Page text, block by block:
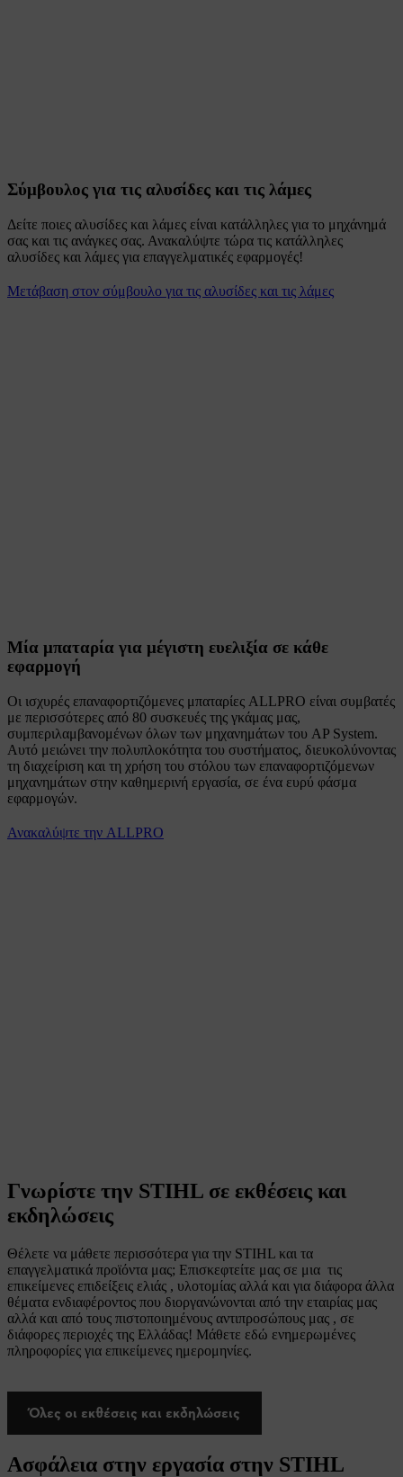
Σύμβουλος για τις αλυσίδες και τις λάμες
Δείτε ποιες αλυσίδες και λάμες είναι κατάλληλες για το μηχάνημά
σας και τις ανάγκες σας. Ανακαλύψτε τώρα τις κατάλληλες
αλυσίδες και λάμες για επαγγελματικές εφαρμογές!
Μετάβαση στον σύμβουλο για τις αλυσίδες και τις λάμες
Μία μπαταρία για μέγιστη ευελιξία σε κάθε
εφαρμογή​
Οι ισχυρές επαναφορτιζόμενες μπαταρίες ALLPRO είναι συμβατές
με περισσότερες από 80 συσκευές της γκάμας μας,
συμπεριλαμβανομένων όλων των μηχανημάτων του AP System.
Αυτό μειώνει την πολυπλοκότητα του συστήματος, διευκολύνοντας
τη διαχείριση και τη χρήση του στόλου των επαναφορτιζόμενων
μηχανημάτων στην καθημερινή εργασία, σε ένα ευρύ φάσμα
εφαρμογών.​
Ανακαλύψτε την ALLPRO​​
Γνωρίστε την STIHL σε εκθέσεις και
εκδηλώσεις
Θέλετε να μάθετε περισσότερα για την STIHL και τα
επαγγελματικά προϊόντα μας; Επισκεφτείτε μας σε μια τις
επικείμενες επιδείξεις ελιάς , υλοτομίας αλλά και για διάφορα άλλα
θέματα ενδιαφέροντος που διοργανώνονται από την εταιρίας μας
αλλά και από τους πιστοποιημένους αντιπροσώπους μας , σε
διάφορες περιοχές της Ελλάδας! Μάθετε εδώ ενημερωμένες
πληροφορίες για επικείμενες ημερομηνίες.
Όλες οι εκθέσεις και εκδηλώσεις
Ασφάλεια στην εργασία στην STIHL